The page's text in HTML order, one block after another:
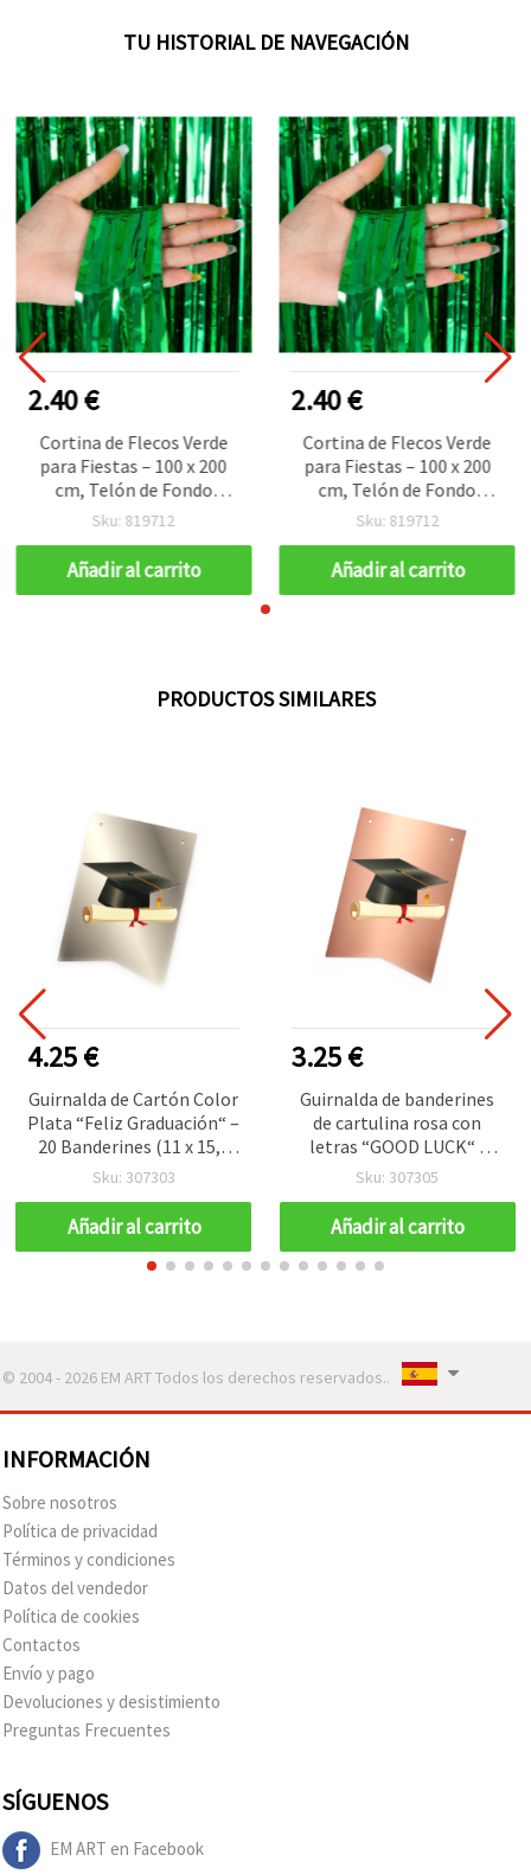
TU HISTORIAL DE NAVEGACIÓN
2.40 €
Cortina de Flecos Verde
para Fiestas – 100 x 200
cm, Telón de Fondo
Decorativo y
Fotos para Eventos,
Cumpleaños, Bodas y
Sku: 819712
Añadir al carrito
2.40 €
Cortina de Flecos Verde
para Fiestas – 100 x 200
cm, Telón de Fondo
Decorativo y
Fotos para Eventos,
Cumpleaños, Bodas y
Sku: 819712
Añadir al carrito
PRODUCTOS SIMILARES
4.25 €
Guirnalda de Cartón Color
Plata “Feliz Graduación“ –
20 Banderines (11 x 15,5
cm) – Decoración
Graduación
Sku: 307303
Añadir al carrito
3.25 €
Guirnalda de banderines
de cartulina rosa con
letras “GOOD LUCK“ /
Tamaño del banderín: 11 x
Sku: 307305
Añadir al carrito
© 2004 - 2026 EM ART Todos los derechos reservados..
INFORMACIÓN
Sobre nosotros
Política de privacidad
Términos y condiciones
Datos del vendedor
Política de cookies
Contactos
Envío y pago
Devoluciones y desistimiento
Preguntas Frecuentes
SÍGUENOS
EM ART en Facebook